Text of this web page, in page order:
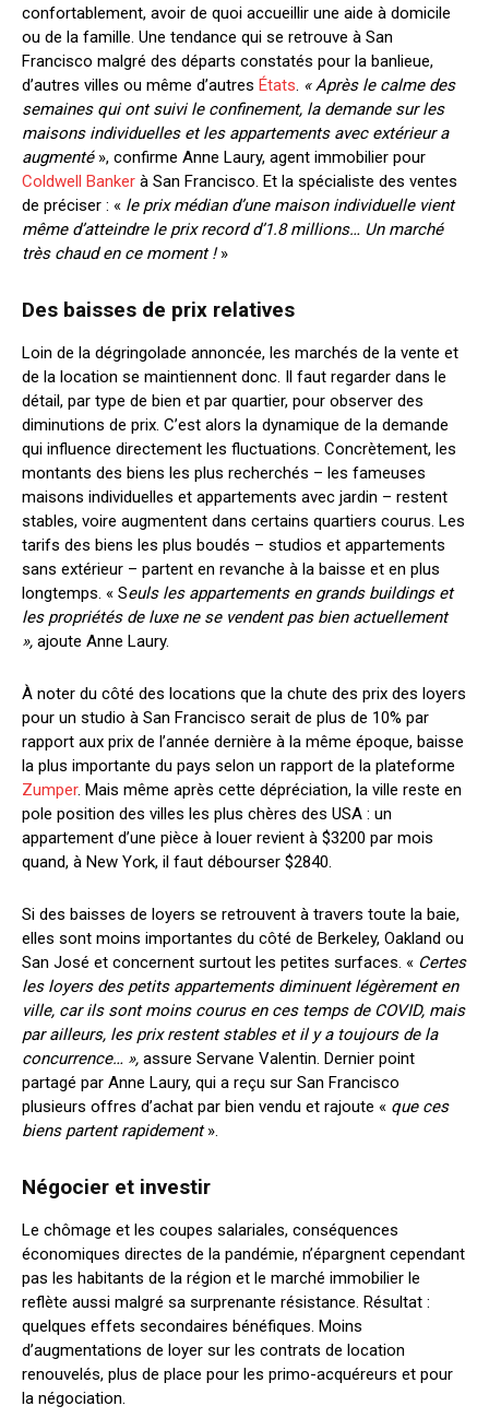
confortablement, avoir de quoi accueillir une aide à domicile
ou de la famille. Une tendance qui se retrouve à San
Francisco malgré des départs constatés pour la banlieue,
d’autres villes ou même d’autres États. « Après le calme des
semaines qui ont suivi le confinement, la demande sur les
maisons individuelles et les appartements avec extérieur a
augmenté», confirme Anne Laury, agent immobilier pour
Coldwell Banker à San Francisco. Et la spécialiste des ventes
de préciser : « le prix médian d’une maison individuelle vient
même d’atteindre le prix record d’1.8 millions… Un marché
très chaud en ce moment !»
Des baisses de prix relatives
Loin de la dégringolade annoncée, les marchés de la vente et
de la location se maintiennent donc. Il faut regarder dans le
détail, par type de bien et par quartier, pour observer des
diminutions de prix. C’est alors la dynamique de la demande
qui influence directement les fluctuations. Concrètement, les
montants des biens les plus recherchés – les fameuses
maisons individuelles et appartements avec jardin – restent
stables, voire augmentent dans certains quartiers courus. Les
tarifs des biens les plus boudés – studios et appartements
sans extérieur – partent en revanche à la baisse et en plus
longtemps. « Seuls les appartements en grands buildings et
les propriétés de luxe ne se vendent pas bien actuellement
», ajoute Anne Laury.
À noter du côté des locations que la chute des prix des loyers
pour un studio à San Francisco serait de plus de 10% par
rapport aux prix de l’année dernière à la même époque, baisse
la plus importante du pays selon un rapport de la plateforme
Zumper. Mais même après cette dépréciation, la ville reste en
pole position des villes les plus chères des USA : un
appartement d’une pièce à louer revient à $3200 par mois
quand, à New York, il faut débourser $2840.
Si des baisses de loyers se retrouvent à travers toute la baie,
elles sont moins importantes du côté de Berkeley, Oakland ou
San José et concernent surtout les petites surfaces. « Certes
les loyers des petits appartements diminuent légèrement en
ville, car ils sont moins courus en ces temps de COVID, mais
par ailleurs, les prix restent stables et il y a toujours de la
concurrence… », assure Servane Valentin. Dernier point
partagé par Anne Laury, qui a reçu sur San Francisco
plusieurs offres d’achat par bien vendu et rajoute « que ces
biens partent rapidement».
Négocier et investir
Le chômage et les coupes salariales, conséquences
économiques directes de la pandémie, n’épargnent cependant
pas les habitants de la région et le marché immobilier le
reflète aussi malgré sa surprenante résistance. Résultat :
quelques effets secondaires bénéfiques. Moins
d’augmentations de loyer sur les contrats de location
renouvelés, plus de place pour les primo-acquéreurs et pour
la négociation.